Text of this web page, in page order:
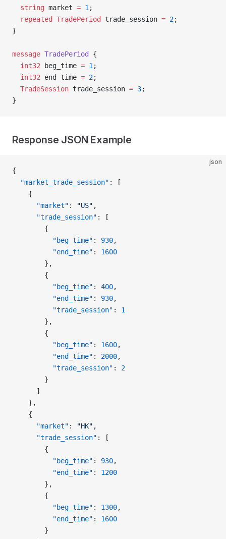
  string
market = 1 ;
  repeated
TradePeriod trade_session = 2;
}
message TradePeriod
{
  int32
beg_time = 1 ;
  int32
end_time = 2;
  TradeSession
trade_session = 3;
}
Response JSON Example
json
{
  "market_trade_session"
: [
    {
      "market"
: "US" ,
      "trade_session"
: [
        {
          "beg_time"
: 930,
          "end_time"
: 1600
        },
        {
          "beg_time"
: 400,
          "end_time"
: 930,
          "trade_session"
: 1
        },
        {
          "beg_time"
: 1600,
          "end_time"
: 2000,
          "trade_session"
: 2
        }
      ]
    },
    {
      "market"
: "HK" ,
      "trade_session"
: [
        {
          "beg_time"
: 930,
          "end_time"
: 1200
        },
        {
          "beg_time"
: 1300,
          "end_time"
: 1600
        }